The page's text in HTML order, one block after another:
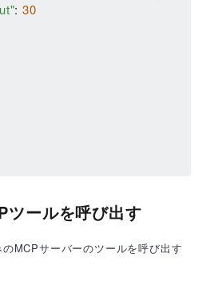
: 30
ールを呼び出す
MCPサーバーのツールを呼び出す